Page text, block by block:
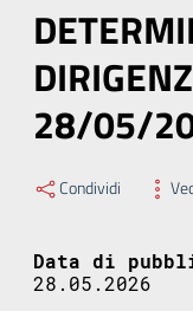
28/05/
Condividi
Data di
28.05.2026